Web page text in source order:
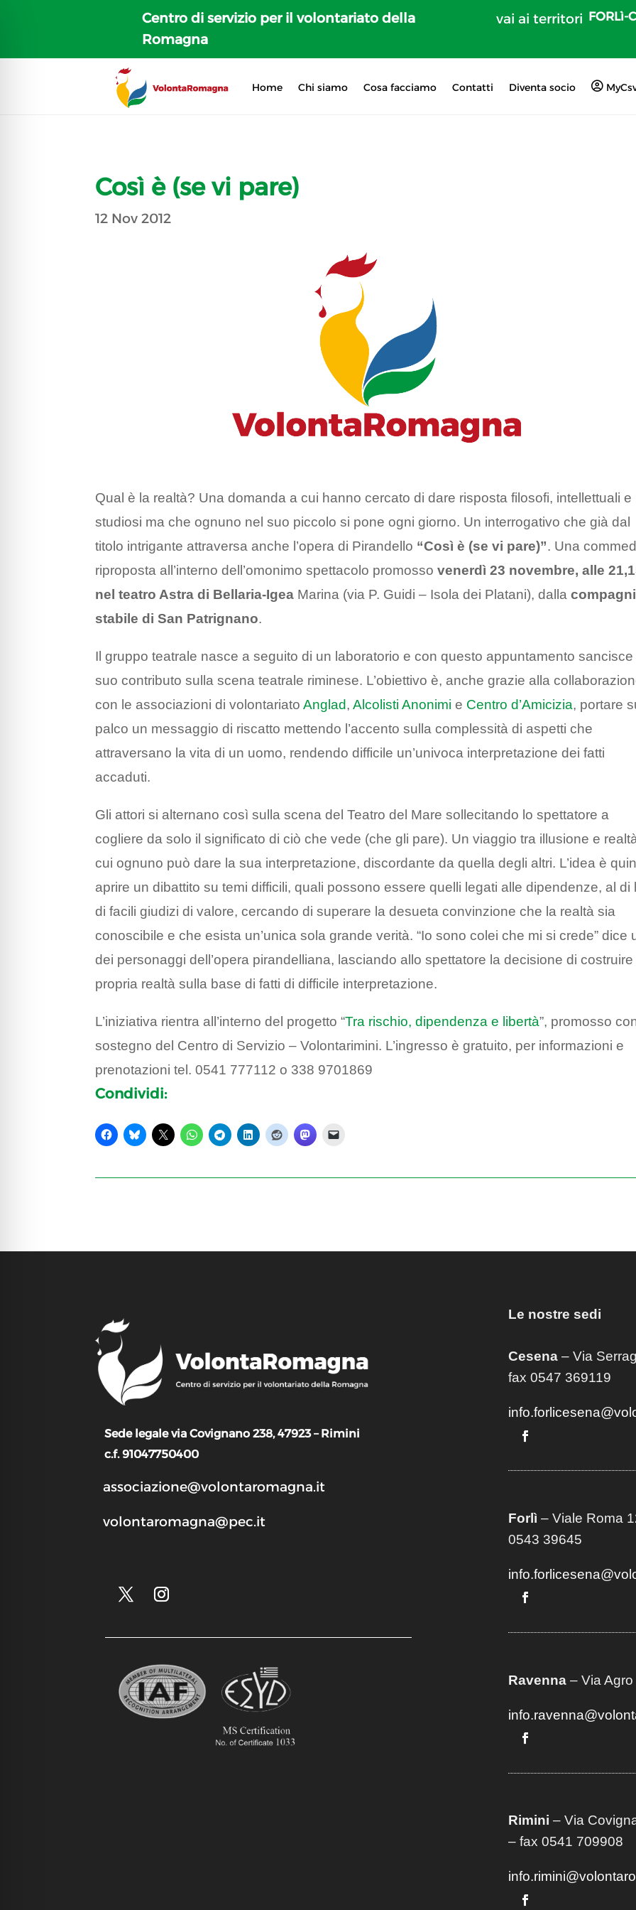
Centro di servizio per il volontariato della
Romagna
vai ai territori FORLì-
Home Chi siamo Cosa facciamo Contatti Diventa socio
Così è (se vi pare)
12 Nov 2012
Qual è la realtà? Una domanda a cui hanno cercato di dare risposta filosofi, intellettuali e
studiosi ma che ognuno nel suo piccolo si pone ogni giorno. Un interrogativo che già dal
titolo intrigante attraversa anche l’opera di Pirandello “Così è (se vi pare)”. Una
riproposta all’interno dell’omonimo spettacolo promossovenerdì 23 novembre, alle
nel teatro Astra di Bellaria-Igea Marina (via P. Guidi – Isola dei Platani), dalla
stabile di San Patrignano.
Il gruppo teatrale nasce a seguito di un laboratorio e con questo appuntamento sancisce
suo contributo sulla scena teatrale riminese. L’obiettivo è, anche grazie alla
con le associazioni di volontariatoAnglad,Alcolisti Anonimi e Centro d’Amicizia, portare
palco un messaggio di riscatto mettendo l’accento sulla complessità di aspetti che
attraversano la vita di un uomo, rendendo difficile un’univoca interpretazione dei fatti
accaduti.
Gli attori si alternano così sulla scena del Teatro del Mare sollecitando lo spettatore a
cogliere da solo il significato di ciò che vede (che gli pare). Un viaggio tra illusione e
cui ognuno può dare la sua interpretazione, discordante da quella degli altri. L’idea è
aprire un dibattito su temi difficili, quali possono essere quelli legati alle dipendenze, al di
di facili giudizi di valore, cercando di superare la desueta convinzione che la realtà sia
conoscibile e che esista un’unica sola grande verità. “Io sono colei che mi si crede” dice
dei personaggi dell’opera pirandelliana, lasciando allo spettatore la decisione di costruire
propria realtà sulla base di fatti di difficile interpretazione.
L’iniziativa rientra all’interno del progetto “Tra rischio, dipendenza e libertà”, promosso
sostegno del Centro di Servizio – Volontarimini. L’ingresso è gratuito, per informazioni e
prenotazioni tel. 0541 777112 o 338 9701869
Condividi:
Sede legale via Covignano 238, 47923 – Rimini
c.f. 91047750400
associazione@volontaromagna.it
volontaromagna@pec.it
Le nostre sedi
Cesena– Via
fax 0547 369119
Forlì – Viale Roma
0543 39645
Ravenna– Via Agro
Rimini – Via
– fax 0541 709908